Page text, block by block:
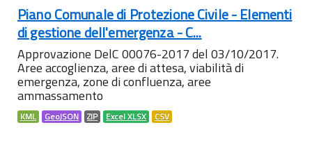
Piano Comunale di Protezione Civile - Elementi
di gestione dell'emergenza - C...
Approvazione DelC 00076-2017 del 03/10/2017.
Aree accoglienza, aree di attesa, viabilità di
emergenza, zone di confluenza, aree
ammassamento
KML GeoJSON ZIP Excel XLSX CSV